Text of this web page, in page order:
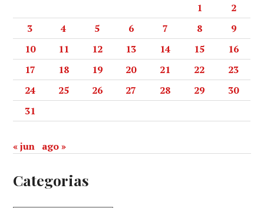
1
2
3
4 5 6 7 8
9
10
11 12 13 14 15
16
17
18 19 20 21 22
23
24
25 26 27 28 29
30
31
« jun ago »
Categorias